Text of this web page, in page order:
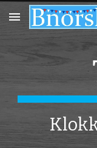
Skip to main content